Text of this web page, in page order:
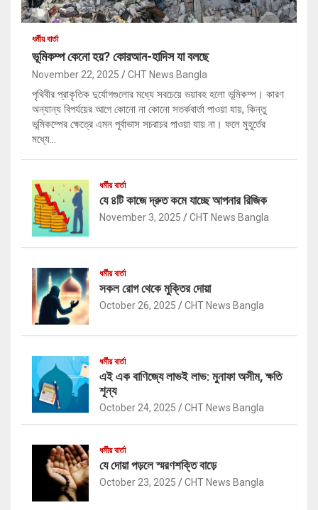
ধর্মীয় বার্তা
ভূমিকম্প কেনো হয়? কোরআন-হাদিস যা বলছে
November 22, 2025 CHT News Bangla
পৃথিবীর প্রাকৃতিক দুর্যোগগুলোর মধ্যে সবচেয়ে ভয়াবহ হলো ভূমিকম্প। কারণ
অন্যান্য বিপর্যয়ের আগে কোনো না কোনো সতর্কবার্তা পাওয়া যায়, কিন্তু
ভূমিকম্পের ক্ষেত্রে এমন পূর্বাভাস সচরাচর পাওয়া যায় না। ফলে মুহূর্তের
মধ্যে…
ধর্মীয় বার্তা
যে ৪টি কাজে দ্রুত কমে যাচ্ছে আপনার রিজিক
November 3, 2025 CHT News Bangla
ধর্মীয় বার্তা
সকল রোগ থেকে মুক্তির দোয়া
October 26, 2025 CHT News Bangla
ধর্মীয় বার্তা
এই এক বাণিজ্যে লাভই লাভ: মুনাফা অসীম, ক্ষতি
শূন্য
October 24, 2025 CHT News Bangla
ধর্মীয় বার্তা
যে দোয়া পড়লে স্মরণশক্তি বাড়ে
October 23, 2025 CHT News Bangla